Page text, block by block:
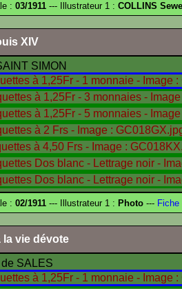
: 03/1911 --- Illustrateur 1 : COLLINS
XIV
SIMON
: 02/1911 --- Illustrateur 1 : Photo --- Fiche
la vie dévote
SALES